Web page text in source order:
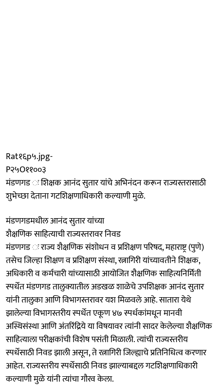
Rat१६p५.jpg-
P२५O११००३
मंडणगड ः शिक्षक आनंद सुतार यांचे अभिनंदन करून राज्यस्तरासाठी
शुभेच्छा देताना गटशिक्षणाधिकारी कल्याणी मुळे.
मंडणगडमधील आनंद सुतार यांच्या
शैक्षणिक साहित्याची राज्यस्तरावर निवड
मंडणगड ः राज्य शैक्षणिक संशोधन व प्रशिक्षण परिषद, महाराष्ट्र (पुणे)
तसेच जिल्हा शिक्षण व प्रशिक्षण संस्था, रत्नागिरी यांच्यावतीने शिक्षक,
अधिकारी व कर्मचारी यांच्यासाठी आयोजित शैक्षणिक साहित्यनिर्मिती
स्पर्धेत मंडणगड तालुक्यातील अडखळ शाळेचे उपशिक्षक आनंद सुतार
यांनी तालुका आणि विभागस्तरावर यश मिळवले आहे. सातारा येथे
झालेल्या विभागस्तरीय स्पर्धेत एकूण ४७ स्पर्धकांमधून मानवी
अस्थिसंस्था आणि अंतरिंद्रिये या विषयावर त्यांनी सादर केलेल्या शैक्षणिक
साहित्याला परीक्षकांची विशेष पसंती मिळाली. त्यांची राज्यस्तरीय
स्पर्धेसाठी निवड झाली असून, ते रत्नागिरी जिल्ह्याचे प्रतिनिधित्व करणार
आहेत. राज्यस्तरीय स्पर्धेसाठी निवड झाल्याबद्दल गटशिक्षणाधिकारी
कल्याणी मुळे यांनी त्यांचा गौरव केला.